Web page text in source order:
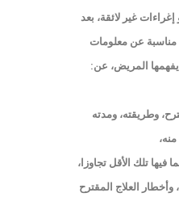
غير لائقة، بعد
عن معلومات
المريض، عن:
وطريقته، ومدته
فيها تلك الأقل تجاوزا،
العلاج المقترح